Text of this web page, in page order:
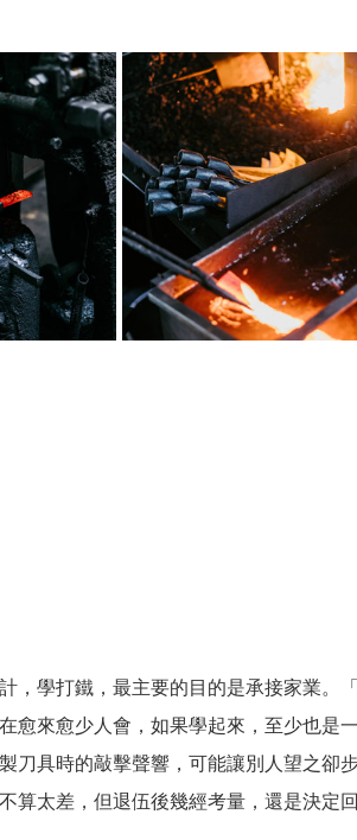
，學打鐵，最主要的目的是承接家業。
愈來愈少人會，如果學起來，至少也是
刀具時的敲擊聲響，可能讓別人望之卻
算太差，但退伍後幾經考量，還是決定